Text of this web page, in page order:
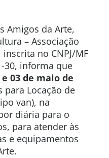
Amigos da Arte,
– Associação
no CNPJ/MF
30, informa que
03 de maio de
para Locação de
van), na
diária para o
para atender às
e equipamentos